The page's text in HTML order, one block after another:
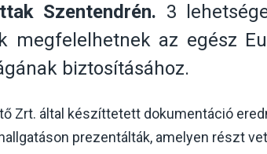
Szentendrén. 3
megfelelhetnek az egész
biztosításához.
Zrt. által készíttetett dokumentáció
prezentálták, amelyen részt